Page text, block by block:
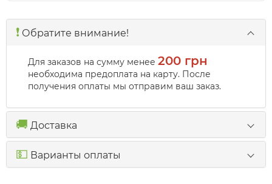
❗️ Обратите внимание!
Для заказов на сумму менее 200 грн
необходима предоплата на карту. После
получения оплаты мы отправим ваш заказ.
🚚 Доставка
💵 Варианты оплаты